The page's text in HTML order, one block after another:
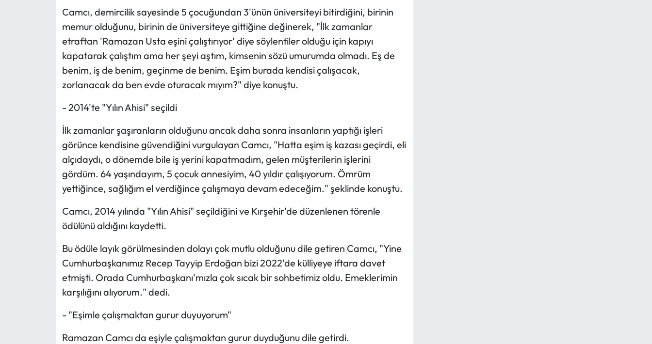
Camcı, demircilik sayesinde 5 çocuğundan 3'ünün üniversiteyi bitirdiğini, birinin
memur olduğunu, birinin de üniversiteye gittiğine değinerek, "İlk zamanlar
etraftan 'Ramazan Usta eşini çalıştırıyor' diye söylentiler olduğu için kapıyı
kapatarak çalıştım ama her şeyi aştım, kimsenin sözü umurumda olmadı. Eş de
benim, iş de benim, geçinme de benim. Eşim burada kendisi çalışacak,
zorlanacak da ben evde oturacak mıyım?" diye konuştu.
- 2014'te "Yılın Ahisi" seçildi
İlk zamanlar şaşıranların olduğunu ancak daha sonra insanların yaptığı işleri
görünce kendisine güvendiğini vurgulayan Camcı, "Hatta eşim iş kazası geçirdi, eli
alçıdaydı, o dönemde bile iş yerini kapatmadım, gelen müşterilerin işlerini
gördüm. 64 yaşındayım, 5 çocuk annesiyim, 40 yıldır çalışıyorum. Ömrüm
yettiğince, sağlığım el verdiğince çalışmaya devam edeceğim." şeklinde konuştu.
Camcı, 2014 yılında "Yılın Ahisi" seçildiğini ve Kırşehir'de düzenlenen törenle
ödülünü aldığını kaydetti.
Bu ödüle layık görülmesinden dolayı çok mutlu olduğunu dile getiren Camcı, "Yine
Cumhurbaşkanımız Recep Tayyip Erdoğan bizi 2022'de külliyeye iftara davet
etmişti. Orada Cumhurbaşkanı'mızla çok sıcak bir sohbetimiz oldu. Emeklerimin
karşılığını alıyorum." dedi.
- "Eşimle çalışmaktan gurur duyuyorum"
Ramazan Camcı da eşiyle çalışmaktan gurur duyduğunu dile getirdi.